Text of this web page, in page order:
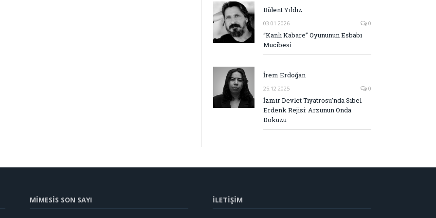
Bülent Yıldız
03.01.2026 0
“Kanlı Kabare” Oyununun Esbabı
Mucibesi
İrem Erdoğan
25.12.2025 0
İzmir Devlet Tiyatrosu’nda Sibel
Erdenk Rejisi: Arzunun Onda
Dokuzu
MİMESİS SON SAYI İLETİŞİM